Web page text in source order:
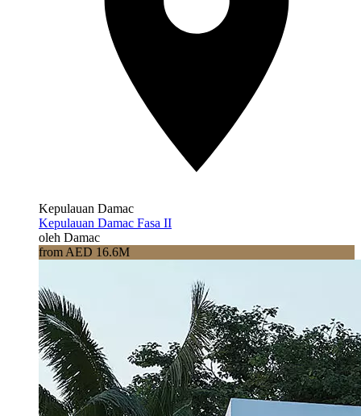
Kepulauan Damac
Kepulauan Damac Fasa II
oleh Damac
from AED 16.6M